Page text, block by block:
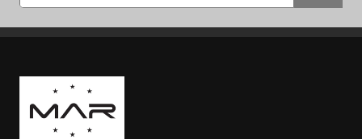
Boutique Mags à Rabais